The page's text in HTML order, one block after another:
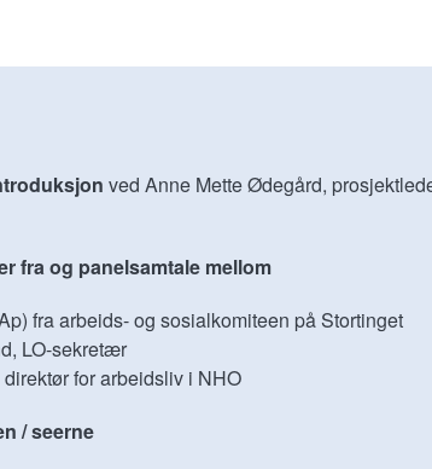
ved Anne Mette Ødegård,
fra og panelsamtale mellom
fra arbeids- og sosialkomiteen på Stortinget
LO-sekretær
for arbeidsliv i NHO
/ seerne